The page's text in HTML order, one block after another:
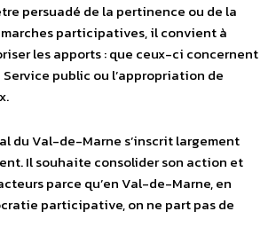
persuadé de la pertinence ou de la
participatives, il convient à
les apports : que ceux-ci concernent
public ou l’appropriation de
du Val-de-Marne s’inscrit largement
Il souhaite consolider son action et
parce qu’en Val-de-Marne, en
participative, on ne part pas de